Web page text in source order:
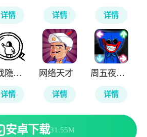
详情 详情 详情
寻找隐藏的小人
详情
网络天才
详情
周五夜放克大蓝猫模组
详情
安卓下载31.55M